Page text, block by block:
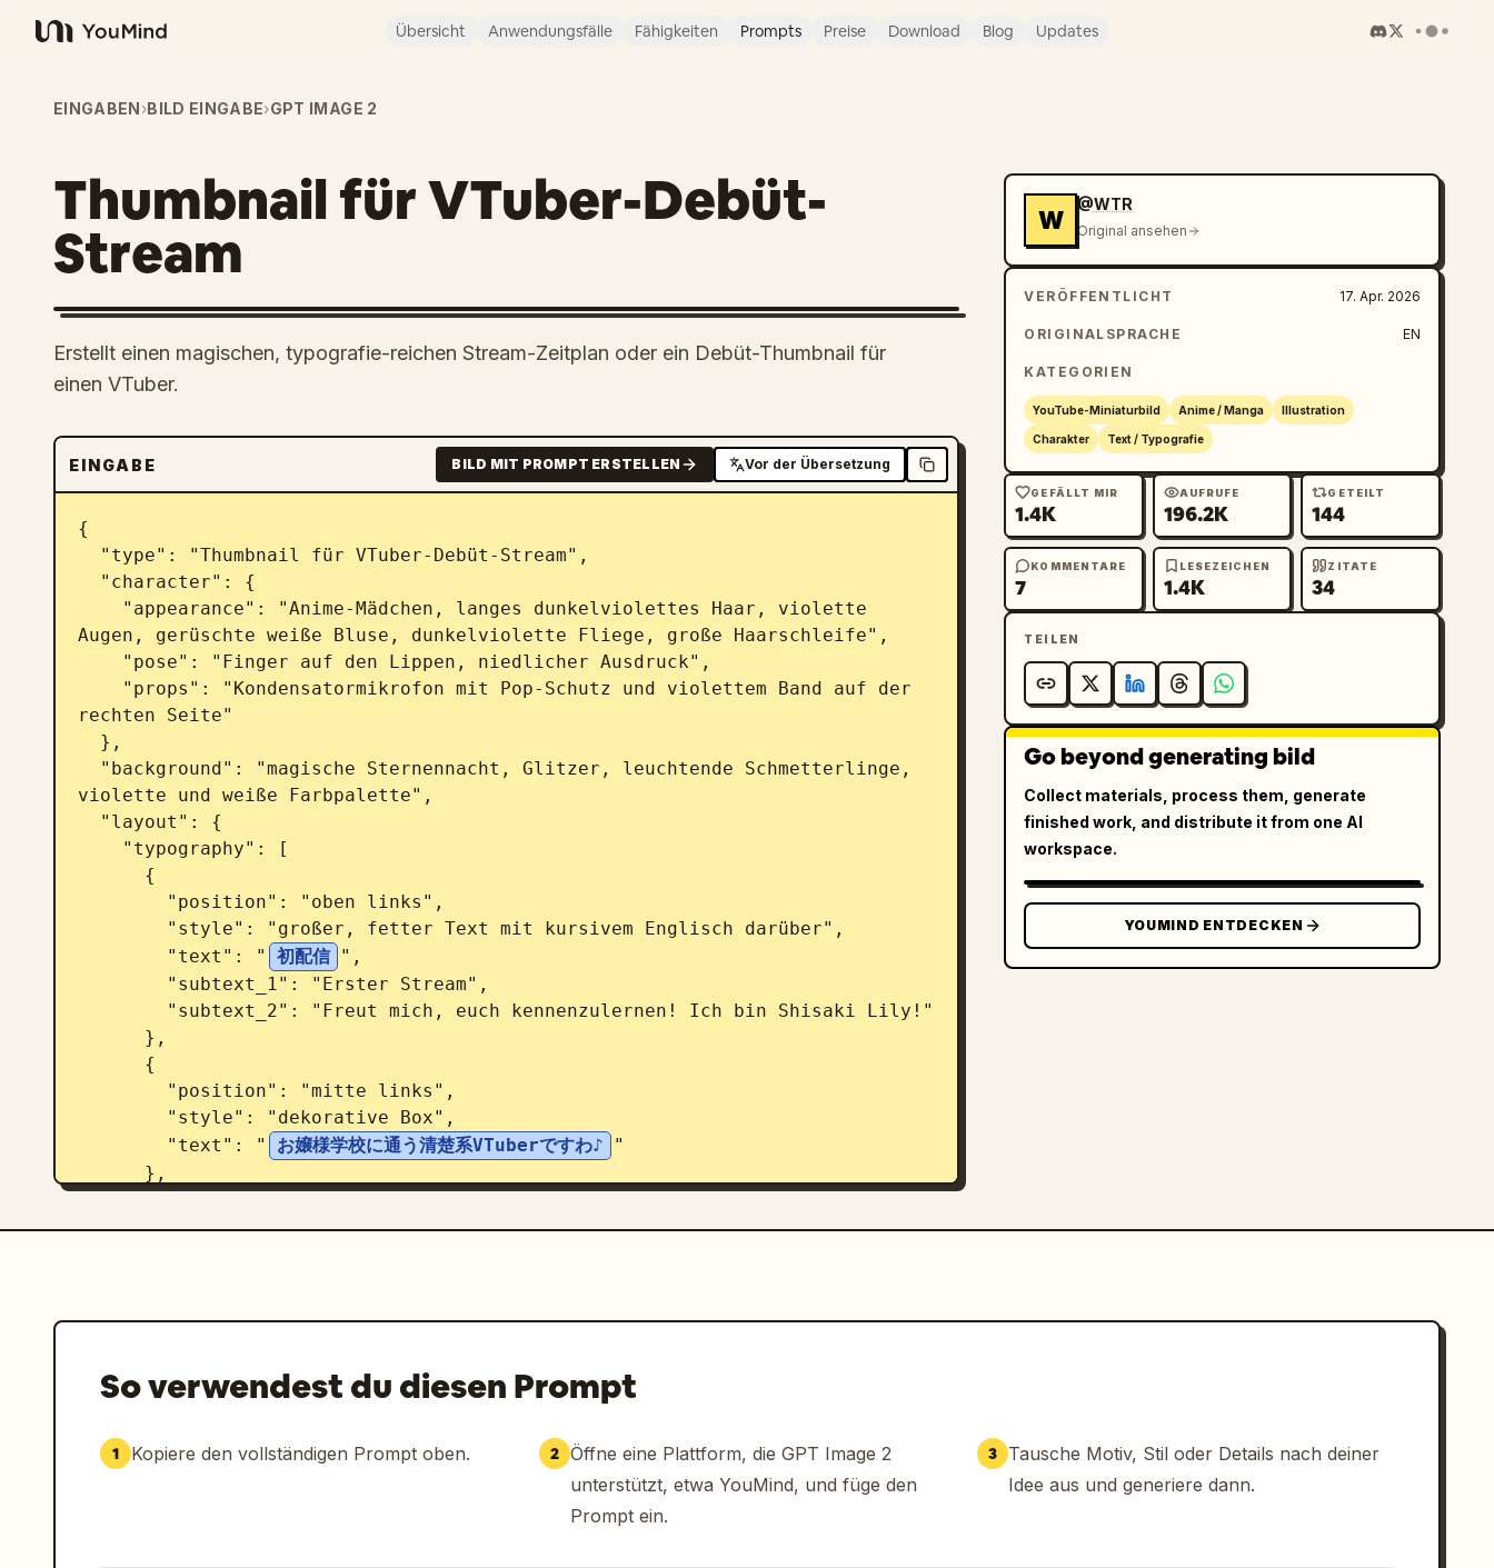
YouMind
Übersicht Anwendungsfälle Fähigkeiten Prompts Preise Download Blog Updates
EINGABEN›BILD EINGABE›GPT IMAGE 2
Thumbnail für VTuber-Debüt-
Stream
Erstellt einen magischen, typografie-reichen Stream-Zeitplan oder ein Debüt-Thumbnail für
einen VTuber.
EINGABE BILD MIT PROMPT ERSTELLEN Vor der Übersetzung
{
Augen, gerüschte weiße Bluse, dunkelviolette Fliege, große Haarschleife",
rechten Seite"
violette und weiße Farbpalette",
        "text": "
初配信 ",
        "text": "
お嬢様学校に通う清楚系VTuberですわ♪
"
        "position": "unten links",
        "position": "oben rechts",
        "text": "
皆さまの心に、優雅なひとときをお届けしますわ♪ "
      },
W
@WTR
Original ansehen
VERÖFFENTLICHT 17. Apr. 2026
ORIGINALSPRACHE EN
KATEGORIEN
YouTube-Miniaturbild Anime / Manga Illustration
Charakter Text / Typografie
GEFÄLLT MIR
1.4K
AUFRUFE
196.2K
GETEILT
144
KOMMENTARE
7
LESEZEICHEN
1.4K
ZITATE
34
TEILEN
Go beyond generating bild
Collect materials, process them, generate
finished work, and distribute it from one AI
workspace.
YOUMIND ENTDECKEN
So verwendest du diesen Prompt
1 Kopiere den vollständigen Prompt oben. 2 Öffne eine Plattform, die GPT Image 2
unterstützt, etwa YouMind, und füge den
Prompt ein.
3
Tausche Motiv, Stil oder Details nach deiner
Idee aus und generiere dann.